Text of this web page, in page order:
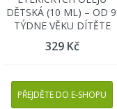
DĚTSKÁ (10 ML) – OD 9.
TÝDNE VĚKU DÍTĚTE
329 Kč
PŘEJDĚTE DO E-SHOPU